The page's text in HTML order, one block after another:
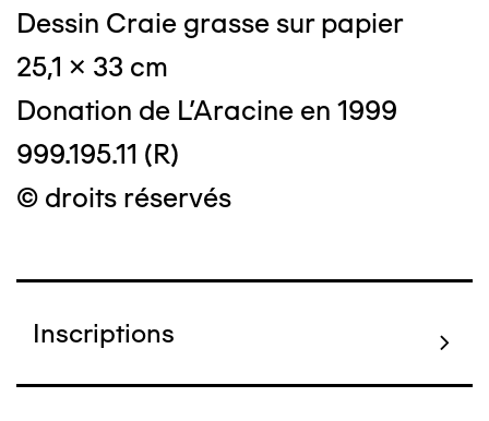
Dessin Craie grasse sur papier
25,1 x 33 cm
Donation de L'Aracine en 1999
999.195.11 (R)
© droits réservés
Inscriptions